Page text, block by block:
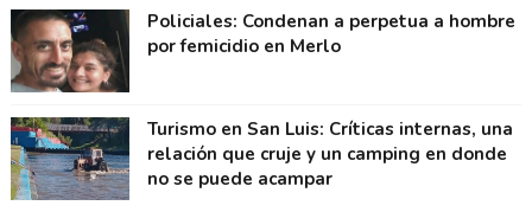
Policiales: Condenan a perpetua a hombre
por femicidio en Merlo
Turismo en San Luis: Críticas internas, una
relación que cruje y un camping en donde
no se puede acampar